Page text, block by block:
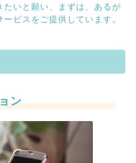
たいと願い、まずは、あるが
ビスをご提供しています。
ン